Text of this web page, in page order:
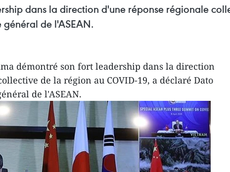
dans la direction d'une réponse régionale
de l'ASEAN.
démontré son fort leadership dans la direction
de la région au COVID-19, a déclaré Dato
de l'ASEAN.